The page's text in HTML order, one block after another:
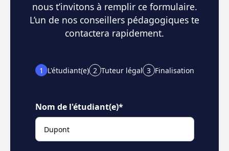
nous t’invitons à remplir ce formulaire.
L’un de nos conseillers pédagogiques te
contactera rapidement.
1 L'étudiant(e) 2 Tuteur légal 3 Finalisation
Nom de l'étudiant(e)*